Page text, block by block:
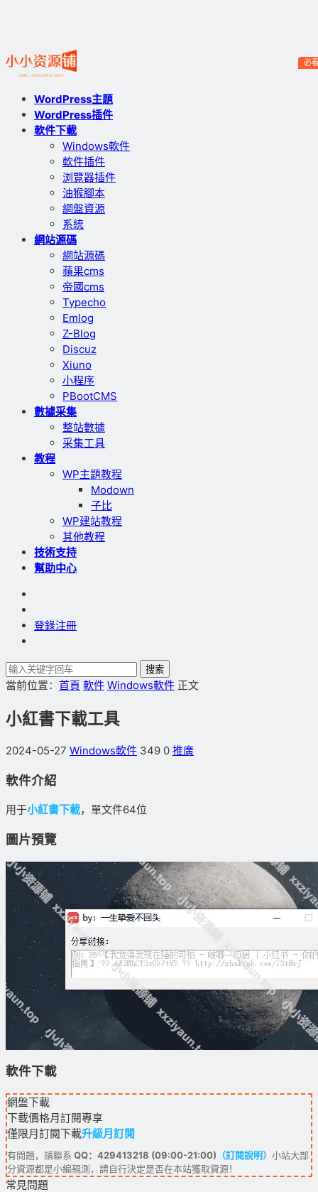
WordPress主題
WordPress插件
軟件下載
Windows軟件
軟件插件
浏覽器插件
油猴腳本
網盤資源
系統
網站源碼
網站源碼
蘋果cms
帝國cms
Typecho
Emlog
Z-Blog
Discuz
Xiuno
小程序
PBootCMS
數據采集
整站數據
采集工具
教程
WP主題教程
Modown
子比
WP建站教程
其他教程
技術支持
幫助中心
必
登錄注冊
搜索
當前位置： 首頁 軟件 Windows軟件 正文
小紅書下載工具
2024-05-27 Windows軟件 349 0 推廣
軟件介紹
用于小紅書下載，單文件64位
圖片預覽
軟件下載
網盤下載
下載價格月訂閱專享
僅限月訂閱下載升級月訂閱
有問題，請聯系 QQ：429413218 (09:00-21:00) （訂閱說明） 小站大部
分資源都是小編親測，請自行決定是否在本站獲取資源！
常見問題